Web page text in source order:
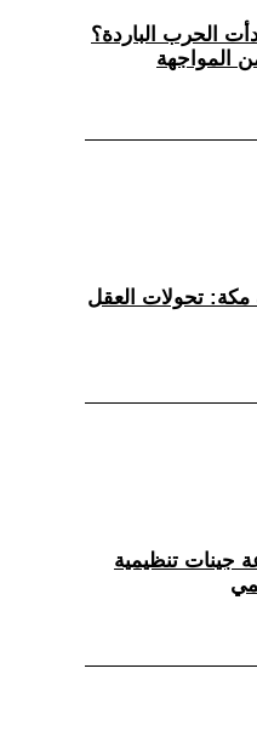
الحرب الباردة؟
المواجهة
إلى اتفاقية مكة: تحولات العقل
جينات تنظيمية